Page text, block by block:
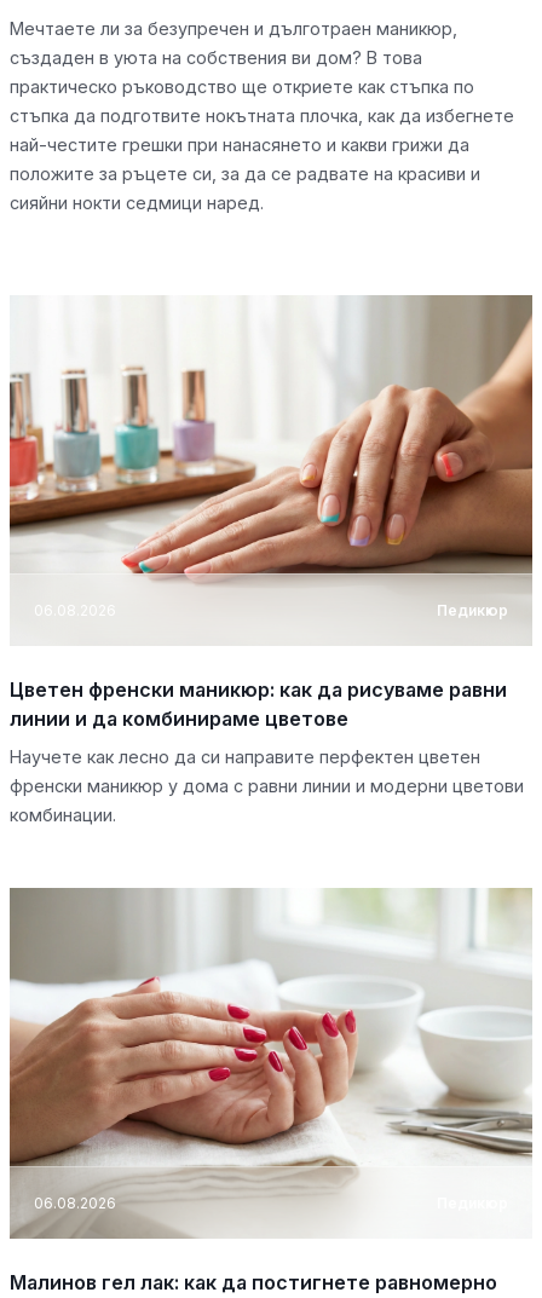
Мечтаете ли за безупречен и дълготраен маникюр,
създаден в уюта на собствения ви дом? В това
практическо ръководство ще откриете как стъпка по
стъпка да подготвите нокътната плочка, как да избегнете
най-честите грешки при нанасянето и какви грижи да
положите за ръцете си, за да се радвате на красиви и
сияйни нокти седмици наред.
06.08.2026 Педикюр
Цветен френски маникюр: как да рисуваме равни
линии и да комбинираме цветове
Научете как лесно да си направите перфектен цветен
френски маникюр у дома с равни линии и модерни цветови
комбинации.
06.08.2026
Малинов гел лак: как да постигнете равномерно